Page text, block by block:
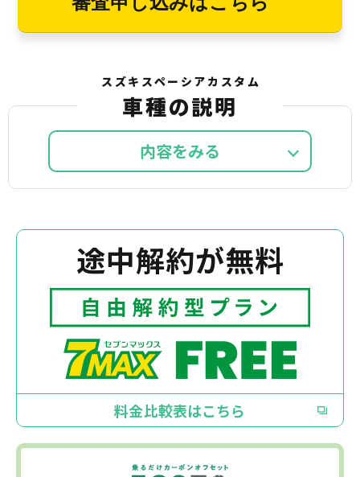
スズキスペーシアカスタム
車種の説明
内容を
途中解約が無料
料金比較表はこちら